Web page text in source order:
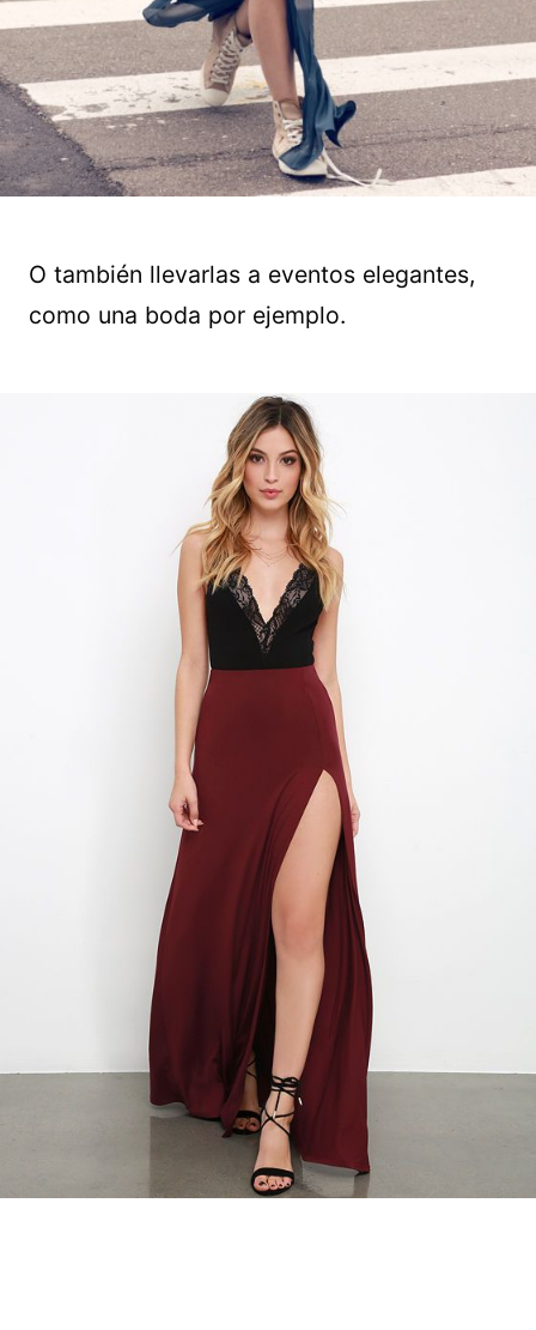
O también llevarlas a eventos elegantes,
como una boda por ejemplo.